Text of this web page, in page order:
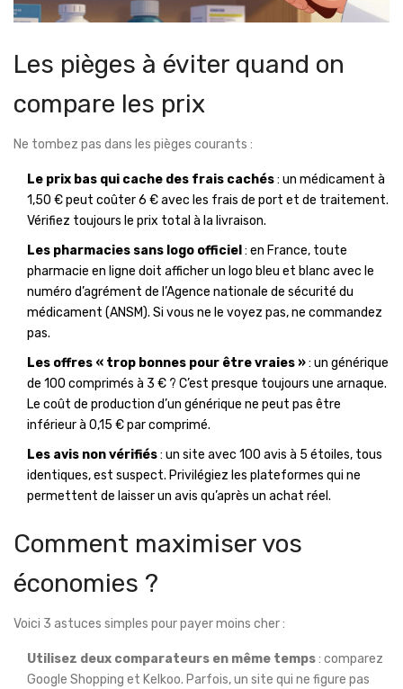
Les pièges à éviter quand on
compare les prix
Ne tombez pas dans les pièges courants :
Le prix bas qui cache des frais cachés: un médicament à
1,50 € peut coûter 6 € avec les frais de port et de traitement.
Vérifiez toujours le prix total à la livraison.
Les pharmacies sans logo officiel : en France, toute
pharmacie en ligne doit afficher un logo bleu et blanc avec le
numéro d’agrément de l’Agence nationale de sécurité du
médicament (ANSM). Si vous ne le voyez pas, ne commandez
pas.
Les offres « trop bonnes pour être vraies »: un générique
de 100 comprimés à 3 € ? C’est presque toujours une arnaque.
Le coût de production d’un générique ne peut pas être
inférieur à 0,15 € par comprimé.
Les avis non vérifiés: un site avec 100 avis à 5 étoiles, tous
identiques, est suspect. Privilégiez les plateformes qui ne
permettent de laisser un avis qu’après un achat réel.
Comment maximiser vos
économies ?
Voici 3 astuces simples pour payer moins cher :
Utilisez deux comparateurs en même temps: comparez
Google Shopping et Kelkoo. Parfois, un site qui ne figure pas